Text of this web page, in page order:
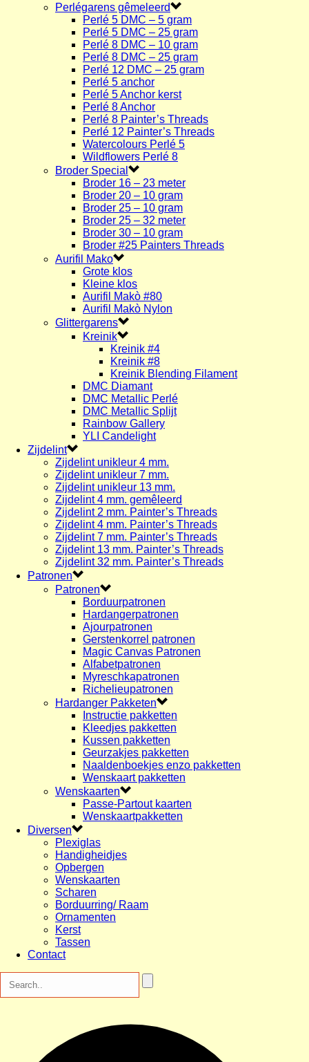
Perlégarens gêmeleerd
Perlé 5 DMC – 5 gram
Perlé 5 DMC – 25 gram
Perlé 8 DMC – 10 gram
Perlé 8 DMC – 25 gram
Perlé 12 DMC – 25 gram
Perlé 5 anchor
Perlé 5 Anchor kerst
Perlé 8 Anchor
Perlé 8 Painter’s Threads
Perlé 12 Painter’s Threads
Watercolours Perlé 5
Wildflowers Perlé 8
Broder Special
Broder 16 – 23 meter
Broder 20 – 10 gram
Broder 25 – 10 gram
Broder 25 – 32 meter
Broder 30 – 10 gram
Broder #25 Painters Threads
Aurifil Mako
Grote klos
Kleine klos
Aurifil Makò #80
Aurifil Makò Nylon
Glittergarens
Kreinik
Kreinik #4
Kreinik #8
Kreinik Blending Filament
DMC Diamant
DMC Metallic Perlé
DMC Metallic Splijt
Rainbow Gallery
YLI Candelight
Zijdelint
Zijdelint unikleur 4 mm.
Zijdelint unikleur 7 mm.
Zijdelint unikleur 13 mm.
Zijdelint 4 mm. gemêleerd
Zijdelint 2 mm. Painter’s Threads
Zijdelint 4 mm. Painter’s Threads
Zijdelint 7 mm. Painter’s Threads
Zijdelint 13 mm. Painter’s Threads
Zijdelint 32 mm. Painter’s Threads
Patronen
Patronen
Borduurpatronen
Hardangerpatronen
Ajourpatronen
Gerstenkorrel patronen
Magic Canvas Patronen
Alfabetpatronen
Myreschkapatronen
Richelieupatronen
Hardanger Pakketen
Instructie pakketten
Kleedjes pakketten
Kussen pakketten
Geurzakjes pakketten
Naaldenboekjes enzo pakketten
Wenskaart pakketten
Wenskaarten
Passe-Partout kaarten
Wenskaartpakketten
Diversen
Plexiglas
Handigheidjes
Opbergen
Wenskaarten
Scharen
Borduurring/ Raam
Ornamenten
Kerst
Tassen
Contact